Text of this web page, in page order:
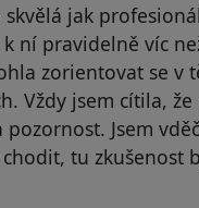
skvělá jak
ní pravidelně víc
zorientovat se v
Vždy jsem cítila,
Jsem
tu zkušenost